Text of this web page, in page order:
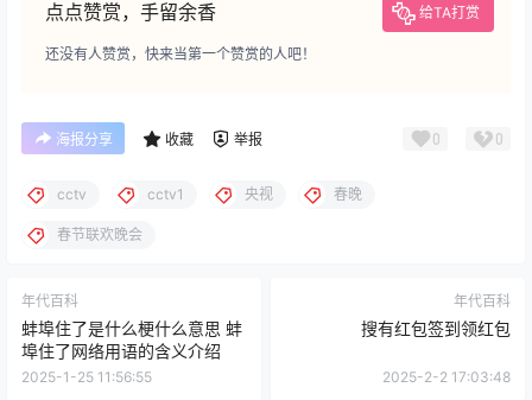
点点赞赏，手留余香 给TA打赏
还没有人赞赏，快来当第一个赞赏的人吧！
海报分享 收藏 举报 0 0
cctv cctv1 央视 春晚
春节联欢晚会
年代百科
蚌埠住了是什么梗什么意思 蚌
埠住了网络用语的含义介绍
2025-1-25 11:56:55
年代百科
搜有红包签到领红包
2025-2-2 17:03:48